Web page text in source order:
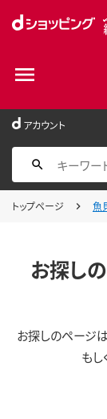
アカウント
トップページ 魚
お探し
お探しのページ
もし